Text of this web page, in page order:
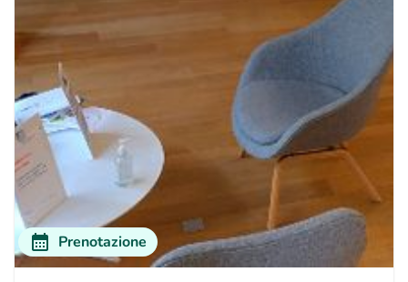
calendar_month Prenotazione